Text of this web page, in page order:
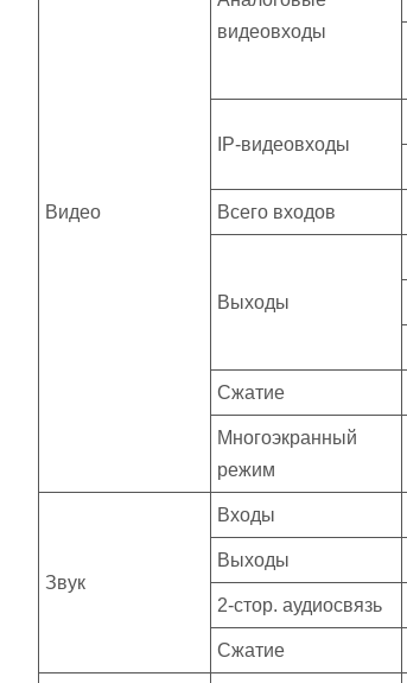
Видео
видеовходы
IP-видеовходы
Всего входов
Выходы
Сжатие
Многоэкранный
режим
Звук
Входы
Выходы
2-стор. аудиосвязь
Сжатие